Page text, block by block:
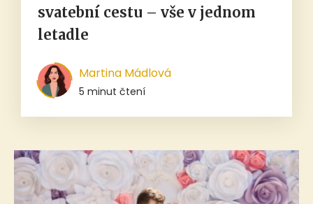
svatební cestu – vše v jednom
letadle
Martina Mádlová
5 minut čtení